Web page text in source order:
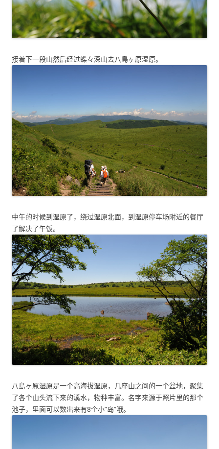
接着下一段山然后经过蝶々深山去八島ヶ原湿原。
中午的时候到湿原了，绕过湿原北面，到湿原停车场附近的餐厅
了解决了午饭。
八島ヶ原湿原是一个高海拔湿原，几座山之间的一个盆地，聚集
了各个山头流下来的溪水，物种丰富。名字来源于照片里的那个
池子，里面可以数出来有8个小”岛”哦。